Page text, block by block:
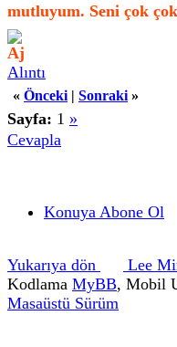
mutluyum. Seni çok
Alıntı
« Önceki | Sonraki »
Sayfa: 1 »
Cevapla
Konuya Abone Ol
Yukarıya dön
Lee
Kodlama MyBB, Mobil
Masaüstü Sürüm